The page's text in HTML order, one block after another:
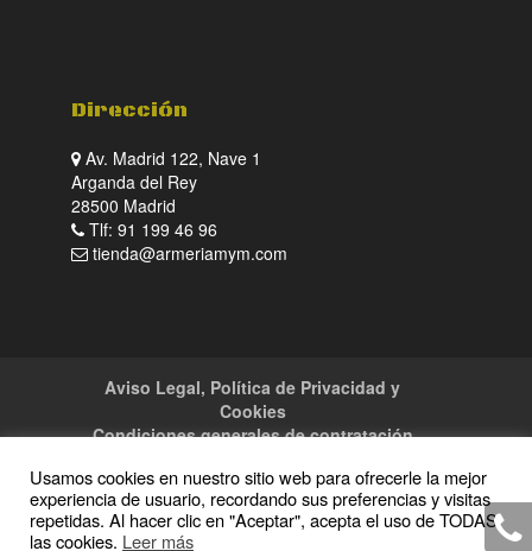
Dirección
Av. Madrid 122, Nave 1
Arganda del Rey
28500 Madrid
Tlf: 91 199 46 96
tienda@armeriamym.com
Aviso Legal, Política de Privacidad y
Cookies
Condiciones generales de contratación
Usamos cookies en nuestro sitio web para ofrecerle la mejor
experiencia de usuario, recordando sus preferencias y visitas
repetidas. Al hacer clic en "Aceptar", acepta el uso de TODAS
las cookies. Leer más